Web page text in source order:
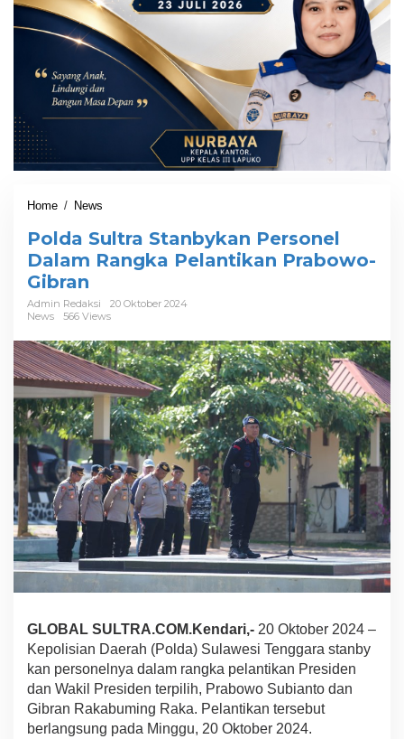
Home / News
l
d
a
l
r
a
S
y
k
a
n
r
o
e
l
D
a
l
a
m
Polda Sultra Stanbykan Personel
Dalam Rangka Pelantikan Prabowo-
Gibran
Admin Redaksi
20 Oktober 2024
News
566 Views
GLOBAL SULTRA.COM.Kendari,- 20 Oktober 2024 –
Kepolisian Daerah (Polda) Sulawesi Tenggara stanby
kan personelnya dalam rangka pelantikan Presiden
dan Wakil Presiden terpilih, Prabowo Subianto dan
Gibran Rakabuming Raka. Pelantikan tersebut
berlangsung pada Minggu, 20 Oktober 2024.